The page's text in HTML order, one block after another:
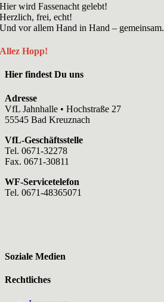
Hier wird Fassenacht gelebt!
Herzlich, frei, echt!
Und vor allem Hand in Hand – gemeinsam.
Allez Hopp!
Hier findest Du uns
Adresse
VfL Jahnhalle • Hochstraße 27
55545 Bad Kreuznach
VfL-Geschäftsstelle
Tel. 0671-32278
Fax. 0671-30811
WF-Servicetelefon
Tel. 0671-48365071
Soziale Medien
Rechtliches